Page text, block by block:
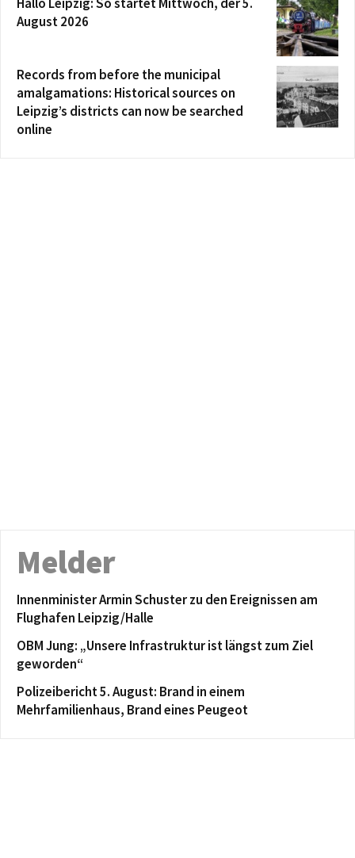
Hallo Leipzig: So startet Mittwoch, der 5.
August 2026
Records from before the municipal
amalgamations: Historical sources on
Leipzig’s districts can now be searched
online
Melder
Innenminister Armin Schuster zu den Ereignissen am
Flughafen Leipzig/Halle
OBM Jung: „Unsere Infrastruktur ist längst zum Ziel
geworden“
Polizeibericht 5. August: Brand in einem
Mehrfamilienhaus, Brand eines Peugeot